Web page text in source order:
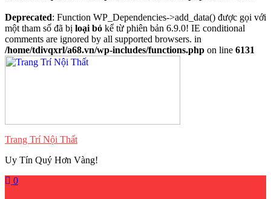
Deprecated: Function WP_Dependencies->add_data() được gọi với
một tham số đã bị loại bỏ kể từ phiên bản 6.9.0! IE conditional
comments are ignored by all supported browsers. in
/home/tdivqxrl/a68.vn/wp-includes/functions.php on line 6131
Skip
Trang Trí Nội Thất
Uy Tín Quý Hơn Vàng!
0